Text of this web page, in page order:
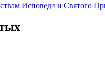
Исповеди и Святого